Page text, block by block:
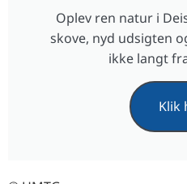
Oplev ren natur i
skove, nyd udsigten
ikke langt
Klik